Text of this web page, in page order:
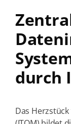
durch
Das